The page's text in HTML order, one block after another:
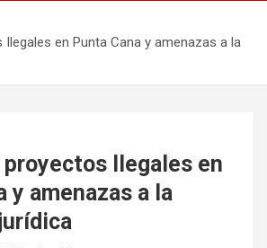
en Punta Cana y amenazas a la
proyectos Ilegales en
y amenazas a la